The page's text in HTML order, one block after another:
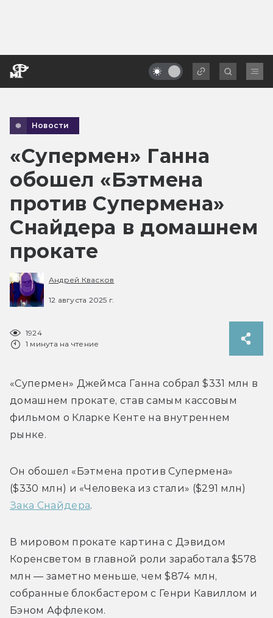
Новости
«Супермен» Ганна
обошел «Бэтмена
против Супермена»
Снайдера в домашнем
прокате
Андрей Квасков
12 августа 2025 г.
1924
1 минута на чтение
«Супермен» Джеймса Ганна собрал $331 млн в
домашнем прокате, став самым кассовым
фильмом о Кларке Кенте на внутреннем
рынке.
Он обошел «Бэтмена против Супермена»
Зака Снайдера.
В мировом прокате картина с Дэвидом
Коренсветом в главной роли заработала $578
млн — заметно меньше, чем $874 млн,
собранные блокбастером с Генри Кавиллом и
Бэном Аффлеком.